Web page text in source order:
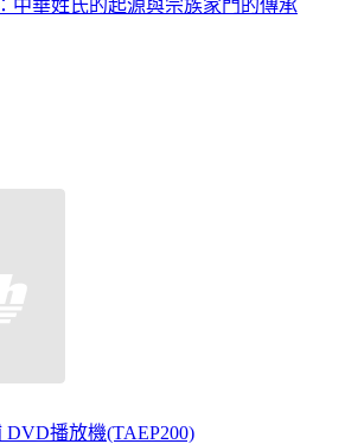
中華姓氏的起源與宗族家門的傳承
DVD播放機(TAEP200)